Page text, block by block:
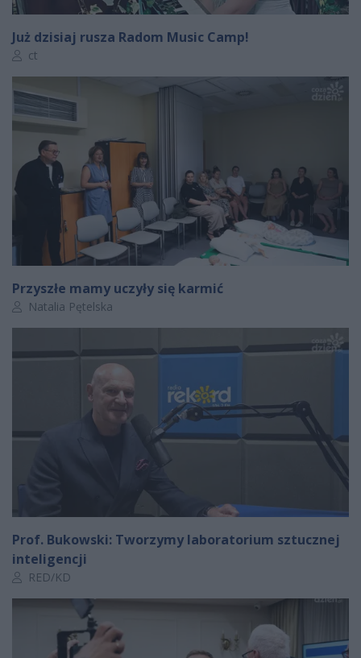
Już dzisiaj rusza Radom Music Camp!
Autor artykułu:
ct
Przyszłe mamy uczyły się karmić
Autor artykułu:
Natalia Pętelska
Prof. Bukowski: Tworzymy laboratorium sztucznej
inteligencji
Autor artykułu:
RED/KD